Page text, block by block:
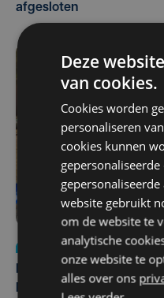
afgesloten
Nieuws
di 4
Man en vrouw dood
Pieters Brugge
Deze
van cookies.
Cookies worden
personaliseren
cookies kunnen
website gebruikt
om de website te
analytische
onze website te
alles over ons